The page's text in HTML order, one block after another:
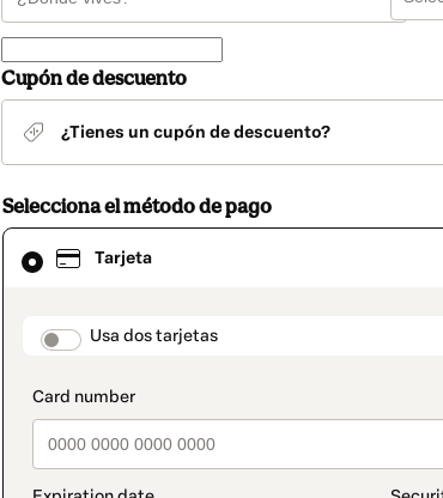
Cupón de descuento
¿Tienes un cupón de descuento?
Selecciona el método de pago
Tarjeta
payment_data.section_title_v2
Usa dos tarjetas
El
método
seleccionado